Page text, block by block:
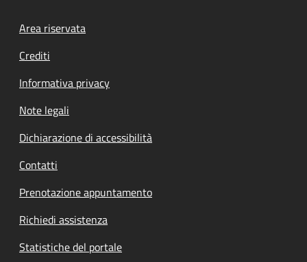
Footer menu
Area riservata
Crediti
Informativa privacy
Note legali
Dichiarazione di accessibilità
Contatti
Prenotazione appuntamento
Richiedi assistenza
Statistiche del portale